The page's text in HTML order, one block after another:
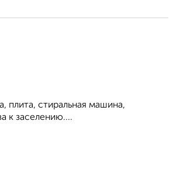
плита, стиральная машина,
к заселению....